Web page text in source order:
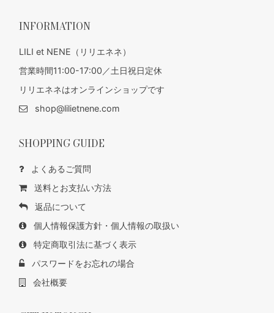
INFORMATION
LILI et NENE（リリエネネ）
営業時間11:00-17:00／土日祝日定休
リリエネネはオンラインショップです
shop@lilietnene.com
SHOPPING GUIDE
よくあるご質問
送料とお支払い方法
返品について
個人情報保護方針・個人情報の取扱い
特定商取引法に基づく表示
パスワードをお忘れの場合
会社概要